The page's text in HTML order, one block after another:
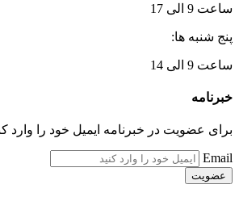
ساعت 9 الی 17
پنج شنبه ها:
ساعت 9 الی 14
خبرنامه
برای عضویت در خبرنامه ایمیل خود را وارد
Email